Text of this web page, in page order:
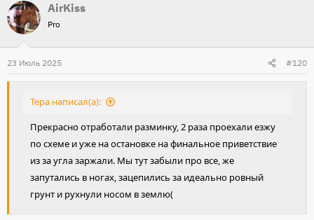
а
к
и
и
AirKiss
Pro
23 Июль 2025 #120
Тера написал(а):
Прекрасно отработали разминку, 2 раза проехали езжу
по схеме и уже на остановке на финальное приветствие
из за угла заржали. Мы тут забыли про все, же
запутались в ногах, зацепились за идеально ровный
грунт и рухнули носом в землю(